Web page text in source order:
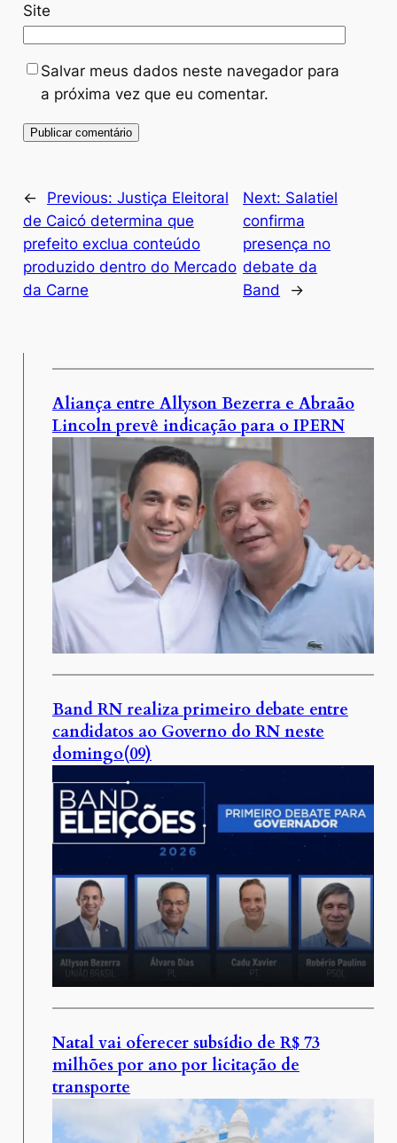
Site
Salvar meus dados neste navegador para
a próxima vez que eu comentar.
← Previous: Justiça Eleitoral
de Caicó determina que
prefeito exclua conteúdo
produzido dentro do Mercado
da Carne
Next: Salatiel
confirma
presença no
debate da
Band
→
Aliança entre Allyson Bezerra e Abraão
Lincoln prevê indicação para o IPERN
Band RN realiza primeiro debate entre
candidatos ao Governo do RN neste
domingo(09)
Natal vai oferecer subsídio de R$ 73
milhões por ano por licitação de
transporte